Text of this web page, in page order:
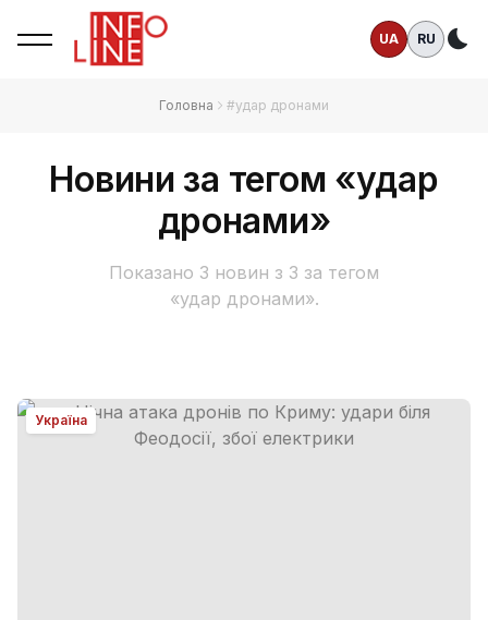
UA RU
Головна #удар дронами
Новини за тегом «удар
дронами»
Показано 3 новин з 3 за тегом
«удар дронами».
Україна